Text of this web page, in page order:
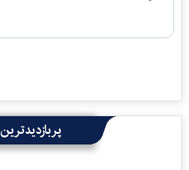
پربازدیدترین